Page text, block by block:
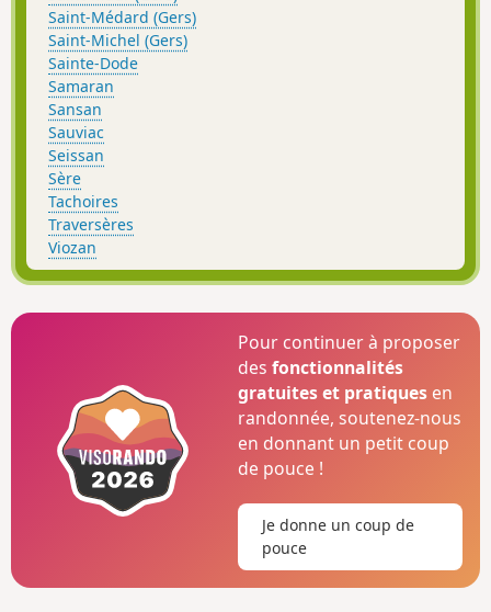
Saint-Médard (Gers)
Saint-Michel (Gers)
Sainte-Dode
Samaran
Sansan
Sauviac
Seissan
Sère
Tachoires
Traversères
Viozan
Pour continuer à proposer
desfonctionnalités
gratuites et pratiques en
randonnée, soutenez-nous
en donnant un petit coup
de pouce !
Je donne un coup de
pouce